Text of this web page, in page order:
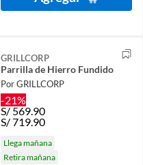
GRILLCORP
Parrilla de Hierro Fundido
Por GRILLCORP
-21%
S/569.90
S/719.90
Llega mañana
Retira mañana